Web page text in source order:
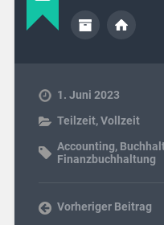
1. Juni 2023
Teilzeit,Vollzeit
Accounting,
Finanzbuchhaltung
Vorheriger Beitrag